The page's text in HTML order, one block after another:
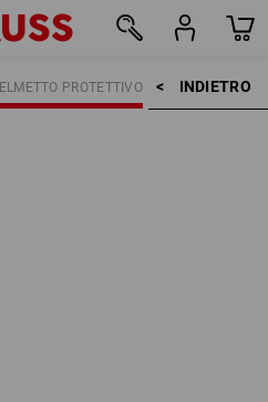
INDIETRO    >
ELMETTO PROTETTIVO